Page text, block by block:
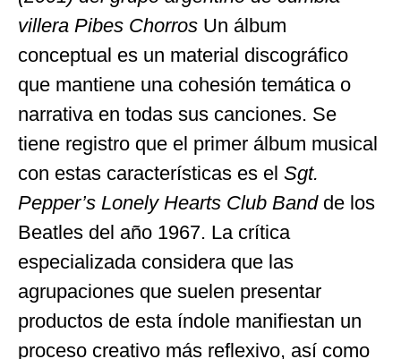
villera Pibes Chorros Un álbum
conceptual es un material discográfico
que mantiene una cohesión temática o
narrativa en todas sus canciones. Se
tiene registro que el primer álbum musical
con estas características es el Sgt.
Pepper’s Lonely Hearts Club Band de los
Beatles del año 1967. La crítica
especializada considera que las
agrupaciones que suelen presentar
productos de esta índole manifiestan un
proceso creativo más reflexivo, así como